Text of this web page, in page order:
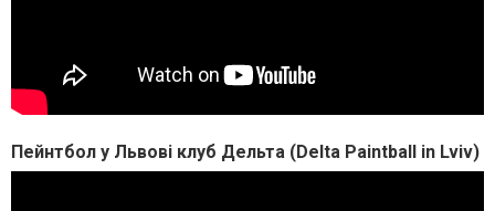
Пейнтбол у Львові клуб Дельта (Delta Paintball in Lviv)